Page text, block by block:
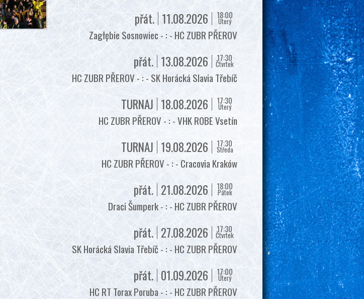
18:00
Úterý
11.08.2026
přát.
Zagłębie Sosnowiec - : - HC ZUBR PŘEROV
17:30
Čtvrtek
13.08.2026
přát.
HC ZUBR PŘEROV - : - SK Horácká Slavia Třebíč
17:30
Úterý
18.08.2026
TURNAJ
HC ZUBR PŘEROV - : - VHK ROBE Vsetín
17:30
Středa
19.08.2026
TURNAJ
HC ZUBR PŘEROV - : - Cracovia Kraków
18:00
Pátek
21.08.2026
přát.
Draci Šumperk - : - HC ZUBR PŘEROV
17:30
Čtvrtek
27.08.2026
přát.
SK Horácká Slavia Třebíč - : - HC ZUBR PŘEROV
17:00
Úterý
01.09.2026
přát.
HC RT Torax Poruba - : - HC ZUBR PŘEROV